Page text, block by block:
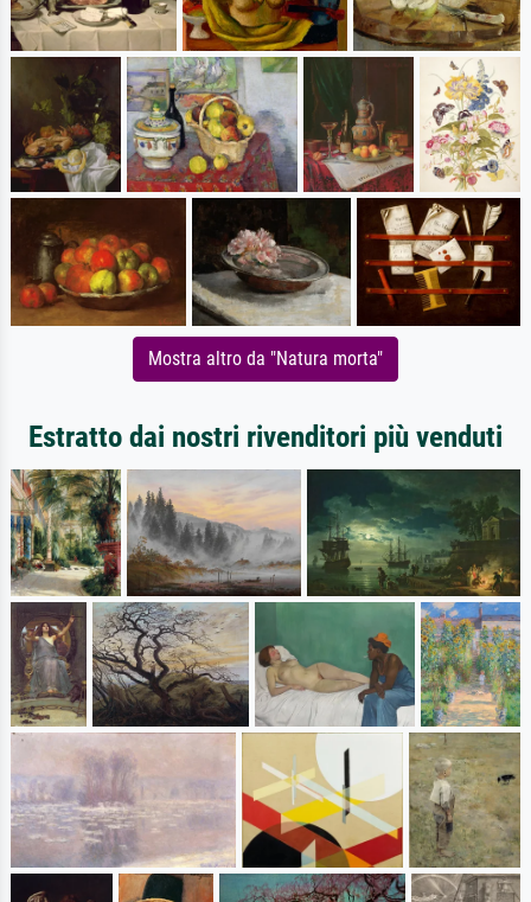
Mostra altro da "Natura morta"
Estratto dai nostri rivenditori più venduti